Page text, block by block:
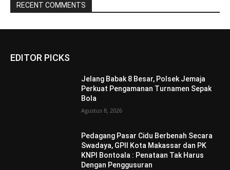
RECENT COMMENTS
EDITOR PICKS
Jelang Babak 8 Besar, Polsek Jemaja
Perkuat Pengamanan Turnamen Sepak
Bola
Agustus 8, 2026
Pedagang Pasar Cidu Berbenah Secara
Swadaya, GPII Kota Makassar dan PK
KNPI Bontoala : Penataan Tak Harus
Dengan Penggusuran